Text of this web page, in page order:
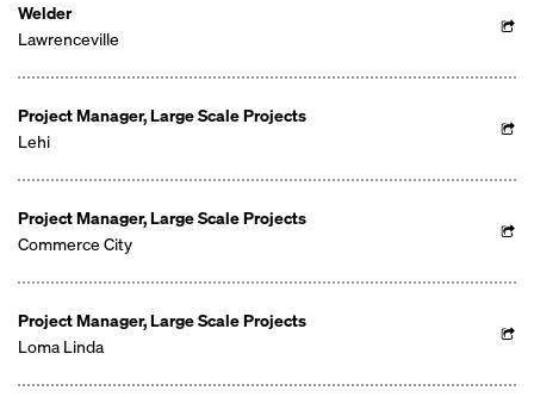
Welder
Lawrenceville
Project Manager, Large Scale Projects
Lehi
Project Manager, Large Scale Projects
Commerce City
Project Manager, Large Scale Projects
Loma Linda